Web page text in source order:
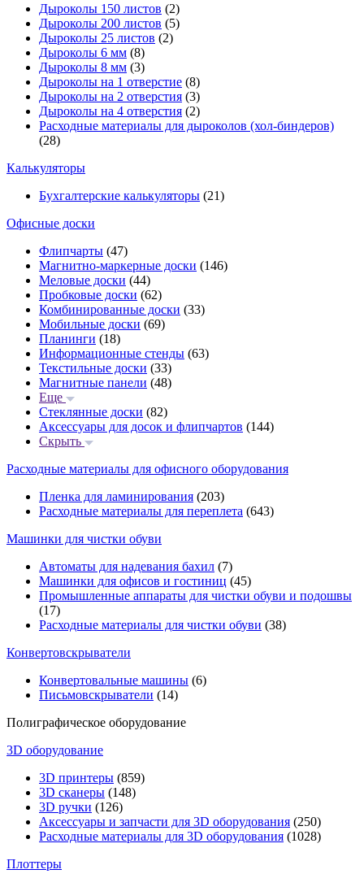
Дыроколы 150 листов (2)
Дыроколы 200 листов (5)
Дыроколы 25 листов (2)
Дыроколы 6 мм (8)
Дыроколы 8 мм (3)
Дыроколы на 1 отверстие (8)
Дыроколы на 2 отверстия (3)
Дыроколы на 4 отверстия (2)
Расходные материалы для дыроколов (хол-биндеров)
(28)
Калькуляторы
Бухгалтерские калькуляторы (21)
Офисные доски
Флипчарты (47)
Магнитно-маркерные доски (146)
Меловые доски (44)
Пробковые доски (62)
Комбинированные доски (33)
Мобильные доски (69)
Планинги (18)
Информационные стенды (63)
Текстильные доски (33)
Магнитные панели (48)
Еще
Стеклянные доски (82)
Аксессуары для досок и флипчартов (144)
Скрыть
Расходные материалы для офисного оборудования
Пленка для ламинирования (203)
Расходные материалы для переплета (643)
Машинки для чистки обуви
Автоматы для надевания бахил (7)
Машинки для офисов и гостиниц (45)
Промышленные аппараты для чистки обуви и подошвы
(17)
Расходные материалы для чистки обуви (38)
Конвертовскрыватели
Конвертовальные машины (6)
Письмовскрыватели (14)
Полиграфическое оборудование
3D оборудование
3D принтеры (859)
3D сканеры (148)
3D ручки (126)
Аксессуары и запчасти для 3D оборудования (250)
Расходные материалы для 3D оборудования (1028)
Плоттеры